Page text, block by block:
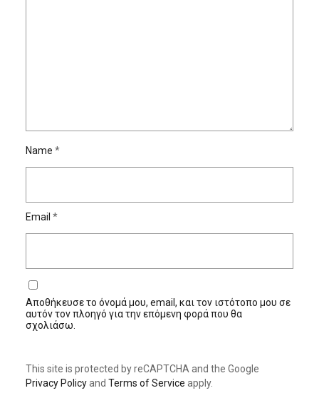
Name *
Email *
Αποθήκευσε το όνομά μου, email, και τον ιστότοπο μου σε
αυτόν τον πλοηγό για την επόμενη φορά που θα
σχολιάσω.
This site is protected by reCAPTCHA and the Google
Privacy Policyand Terms of Service apply.